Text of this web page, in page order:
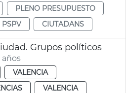
PLENO PRESUPUESTO
PSPV CIUTADANS
Grupos políticos
VALENCIA
VALENCIA